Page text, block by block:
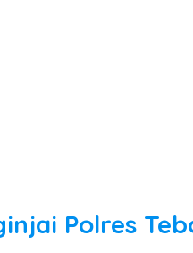
Polres